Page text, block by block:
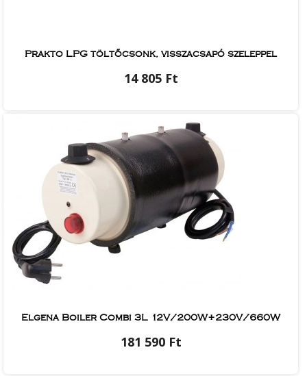
Prakto LPG töltőcsonk, visszacsapó szeleppel
14 805 Ft
Elgena Boiler Combi 3L 12V/200W+230V/660W
181 590 Ft